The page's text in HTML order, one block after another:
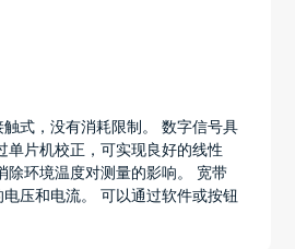
式，没有消耗限制。 数字信号具
单片机校正，可实现良好的线性
除环境温度对测量的影响。 宽带
压和电流。 可以通过软件或按钮